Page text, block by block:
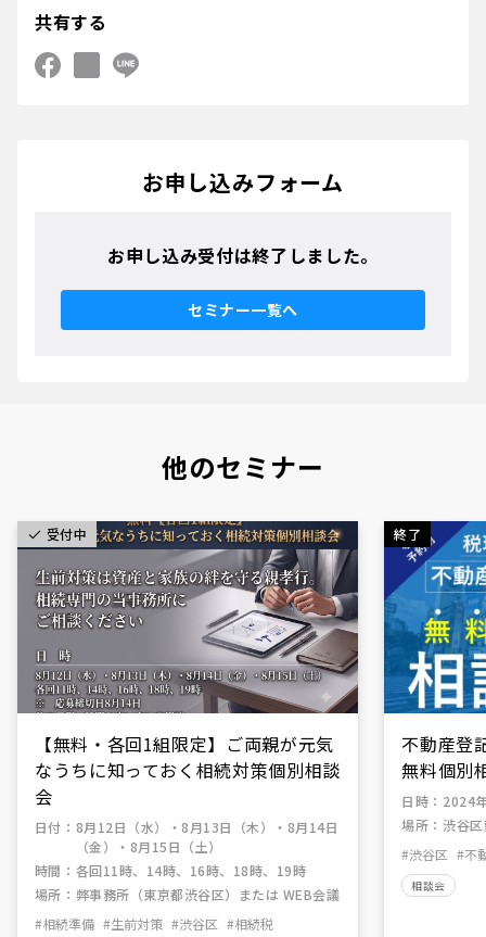
共有する
お申し込みフォーム
お申し込み受付は終了しました。
セミナー一覧へ
他のセミナー
受付中
【無料・各回1組限定】ご両親が元気
なうちに知っておく相続対策個別相談
会
日付 ： 8月12日（水）・8月13日（木）・8月14日
（金）・8月15日（土）
時間 ： 各回11時、14時、16時、18時、19時
場所 ： 弊事務所（東京都渋谷区）または WEB会議
#相続準備 #生前対策 #渋谷区 #相続税
終了
不動産登
無料個別
日時 ： 2024
場所 ： 渋谷
#渋谷区 #不
相談会